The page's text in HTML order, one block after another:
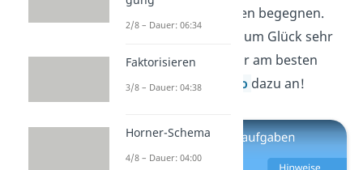
Steckbriefaufgaben begegnen.
Das funktioniert zum Glück sehr
ähnlich. Schaue dir am besten
gleich unser
Video dazu an!
2/8 – Dauer: 06:34
Faktorisieren
3/8 – Dauer: 04:38
Horner-Schema
4/8 – Dauer: 04:00